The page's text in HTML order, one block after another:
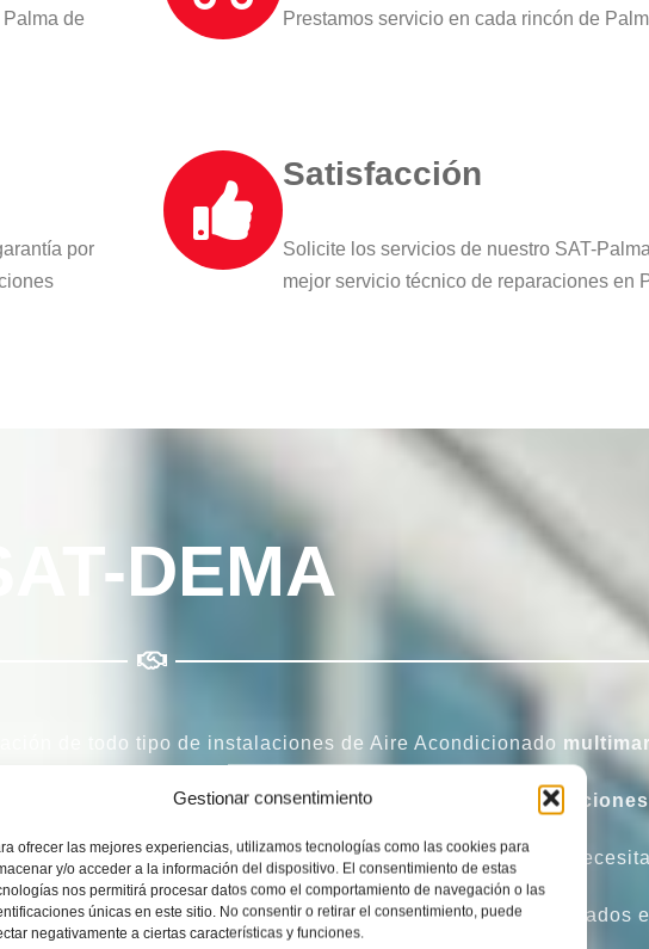
Gestionar consentimiento
ofrecer las mejores experiencias, utilizamos tecnologías como las cookies para
y/o acceder a la información del dispositivo. El consentimiento de estas
nos permitirá procesar datos como el comportamiento de navegación o las
únicas en este sitio. No consentir o retirar el consentimiento, puede
negativamente a ciertas características y funciones.
de
Prestamos servicio en cada rincón de
por
Satisfacción
Solicite los servicios de nuestro SAT-
mejor servicio técnico de reparaciones en
SAT-DEMA
de todo tipo de instalaciones de Aire Acondicionado
Palma de Mallorcasomos expertos en todo tipo de Reparaciones
somos el servicio técnico de referencia que usted
Dema. Todos nuestros técnicos están especializados